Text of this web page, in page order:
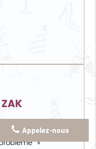
et faire la
On s y sent bien.
Appelez-nous